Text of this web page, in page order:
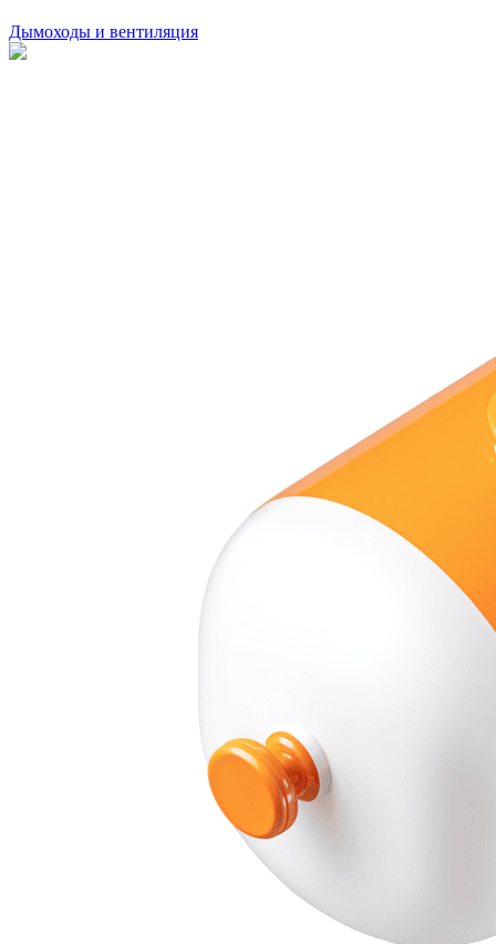
Дымоходы и вентиляция